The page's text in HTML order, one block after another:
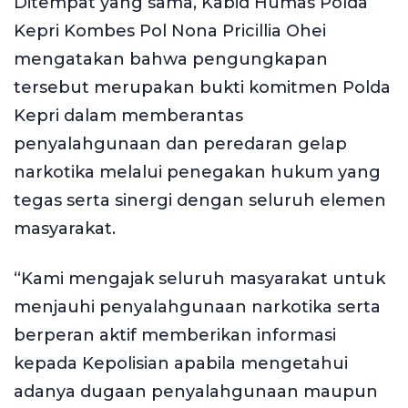
Kepri Kombes Pol Nona Pricillia Ohei
mengatakan bahwa pengungkapan
tersebut merupakan bukti komitmen Polda
Kepri dalam memberantas
penyalahgunaan dan peredaran gelap
narkotika melalui penegakan hukum yang
tegas serta sinergi dengan seluruh elemen
masyarakat.
“Kami mengajak seluruh masyarakat untuk
menjauhi penyalahgunaan narkotika serta
berperan aktif memberikan informasi
kepada Kepolisian apabila mengetahui
adanya dugaan penyalahgunaan maupun